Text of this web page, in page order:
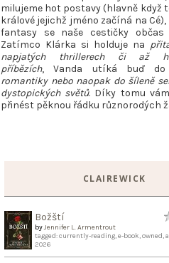
milujeme hot postavy (hlavně když
králové jejichž jméno začíná na
fantasy se naše cestičky občas
Zatímco Klárka si holduje na
napjatých thrillerech či až
příbězích, Vanda utíká buď do
romantiky nebo naopak do šíleně
dystopických světů. Díky tomu
přinést pěknou řádku různorodých
CLAIREWICK
Božští
byJennifer L. Armentrout
tagged: currently-reading, e-book, owned,
2026